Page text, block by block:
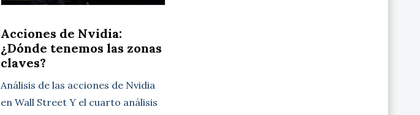
Acciones de Nvidia:
¿Dónde tenemos las zonas
claves?
Análisis de las acciones de Nvidia
en Wall Street Y el cuarto análisis